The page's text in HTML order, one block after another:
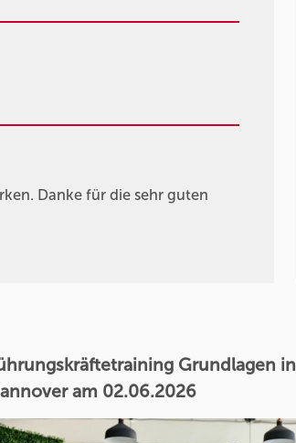
Danke für die sehr guten
Grundlagen in
am 02.06.2026